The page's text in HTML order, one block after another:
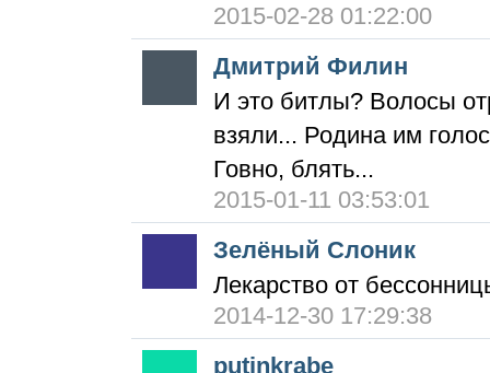
2015-02-28 01:22:00
Дмитрий Филин
И это битлы? Волосы
взяли... Родина им
Говно, блять...
2015-01-11 03:53:01
Зелёный Слоник
Лекарство от
2014-12-30 17:29:38
putinkrabe